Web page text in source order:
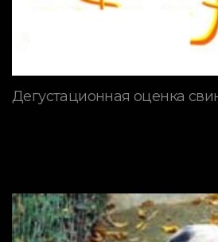
Дегустационная оценка